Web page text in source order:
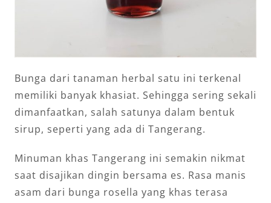
Bunga dari tanaman herbal satu ini terkenal
memiliki banyak khasiat. Sehingga sering sekali
dimanfaatkan, salah satunya dalam bentuk
sirup, seperti yang ada di Tangerang.
Minuman khas Tangerang ini semakin nikmat
saat disajikan dingin bersama es. Rasa manis
asam dari bunga rosella yang khas terasa